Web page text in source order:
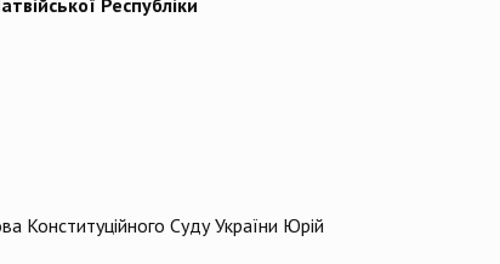
Конституційного Суду України Юрій